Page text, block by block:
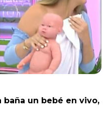
baña un bebé en vivo,